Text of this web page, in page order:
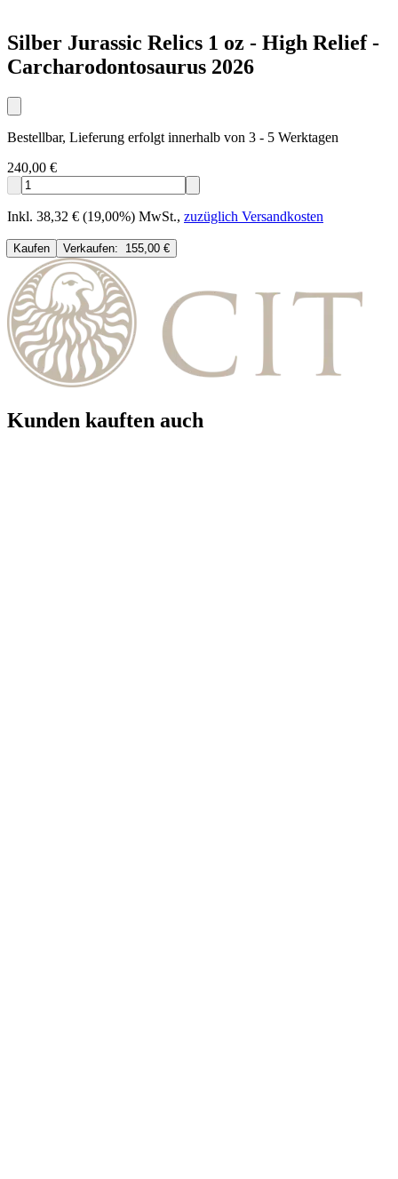
Silber Jurassic Relics 1 oz - High Relief -
Carcharodontosaurus 2026
Bestellbar, Lieferung erfolgt innerhalb von 3 - 5 Werktagen
240,00 €
Inkl. 38,32 € (19,00%) MwSt., zuzüglich Versandkosten
Kaufen Verkaufen: 155,00 €
Kunden kauften auch